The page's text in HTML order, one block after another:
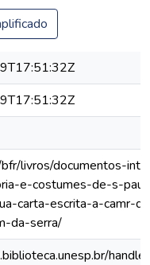
livros/documentos-
e-costumes-de-s-
carta-escrita-a-camr-
da-serra/